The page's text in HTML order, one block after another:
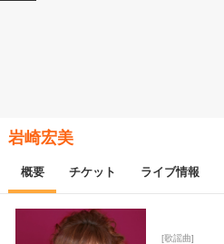
岩崎宏美
概要 チケット ライブ情報
歌謡曲